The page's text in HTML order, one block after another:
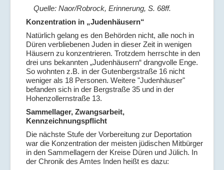
Quelle: Naor/Robrock, Erinnerung, S. 68ff.
Konzentration in „Judenhäusern“
Natürlich gelang es den Behörden nicht, alle noch in
Düren verbliebenen Juden in dieser Zeit in wenigen
Häusern zu konzentrieren. Trotzdem herrschte in den
drei uns bekannten „Judenhäusern“ drangvolle Enge.
So wohnten z.B. in der Gutenbergstraße 16 nicht
weniger als 18 Personen. Weitere "Judenhäuser"
befanden sich in der Bergstraße 35 und in der
Hohenzollernstraße 13.
Sammellager, Zwangsarbeit,
Kennzeichnungspflicht
Die nächste Stufe der Vorbereitung zur Deportation
war die Konzentration der meisten jüdischen Mitbürger
in den Sammellagern der Kreise Düren und Jülich. In
der Chronik des Amtes Inden heißt es dazu: